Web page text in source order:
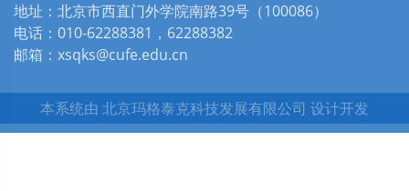
地址：北京市西直门外学院南路39号（100086）
电话：010-62288381，62288382
邮箱：xsqks@cufe.edu.cn
本系统由 北京玛格泰克科技发展有限公司 设计开发